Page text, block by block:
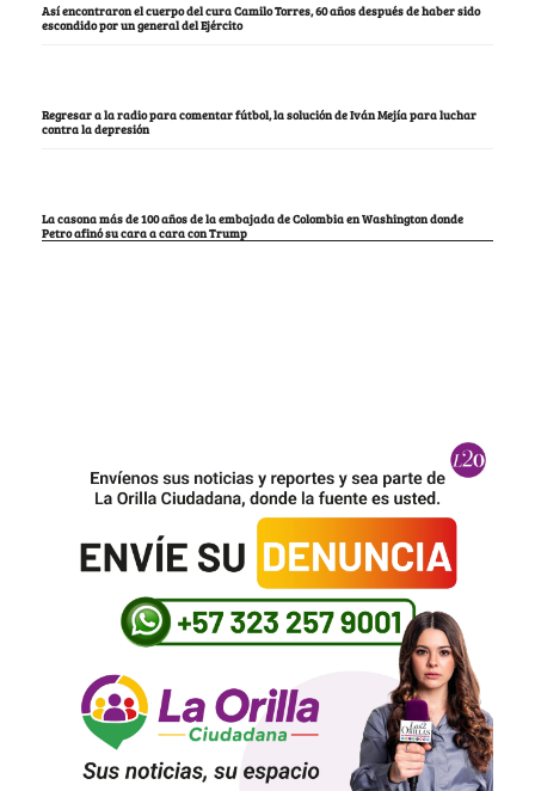
Así encontraron el cuerpo del cura Camilo Torres, 60 años después de haber sido
escondido por un general del Ejército
Regresar a la radio para comentar fútbol, la solución de Iván Mejía para luchar
contra la depresión
La casona más de 100 años de la embajada de Colombia en Washington donde
Petro afinó su cara a cara con Trump